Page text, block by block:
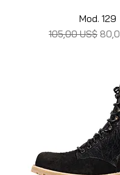
Mod. 129
Precio
105,00 US$